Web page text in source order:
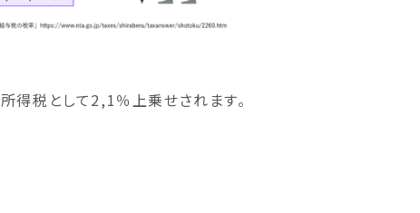
税として2,1％上乗せされます。